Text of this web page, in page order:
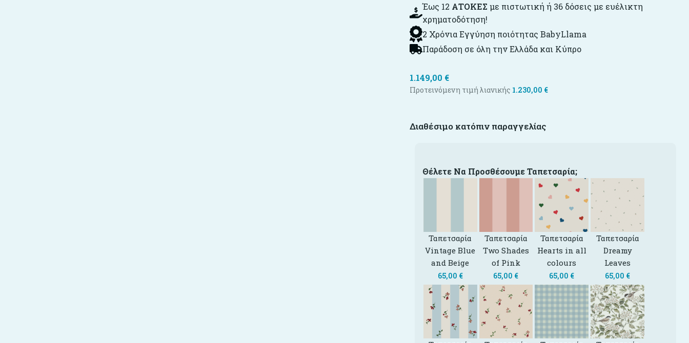
Έως 12 ΑΤΟΚΕΣ με πιστωτική ή 36 δόσεις με ευέλικτη
χρηματοδότηση!
2 Χρόνια Εγγύηση ποιότητας BabyLlama
Παράδοση σε όλη την Ελλάδα και Κύπρο
1.149,00 €
Προτεινόμενη τιμή λιανικής 1.230,00 €
Διαθέσιμο κατόπιν παραγγελίας
Θέλετε Να Προσθέσουμε Ταπετσαρία;
Ταπετσαρία
Vintage Blue
and Beige
65,00 €
Ταπετσαρία
Two Shades
of Pink
65,00 €
Ταπετσαρία
Hearts in all
colours
65,00 €
Ταπετσαρία
Dreamy
Leaves
65,00 €